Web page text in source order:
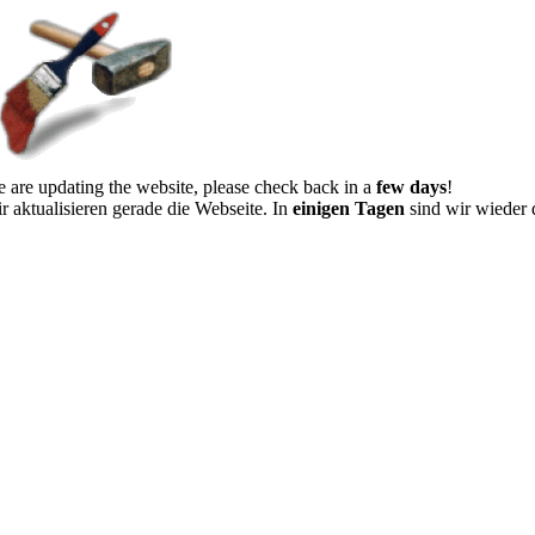
are updating the website, please check back in a few days!
aktualisieren gerade die Webseite. In einigen Tagen sind wir wieder